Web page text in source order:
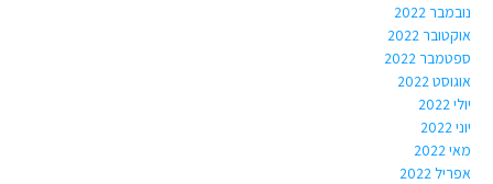
נובמבר 2022
אוקטובר 2022
ספטמבר 2022
אוגוסט 2022
יולי 2022
יוני 2022
מאי 2022
אפריל 2022